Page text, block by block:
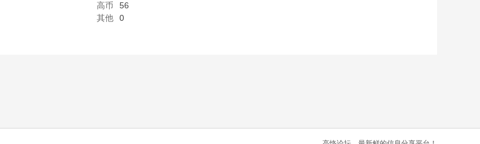
高币
56
其他
0